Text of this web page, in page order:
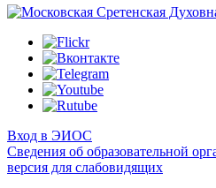
Вход в ЭИОС
Сведения об образовательной
версия для слабовидящих